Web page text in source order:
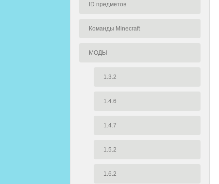
ID предметов
Команды Minecraft
МОДЫ
1.3.2
1.4.6
1.4.7
1.5.2
1.6.2